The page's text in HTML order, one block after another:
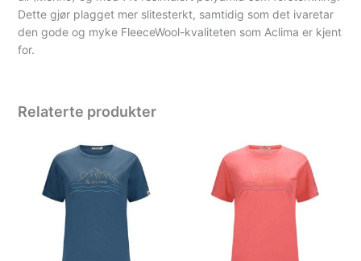
Dette gjør plagget mer slitesterkt, samtidig som det ivaretar
den gode og myke FleeceWool-kvaliteten som Aclima er kjent
for.
Relaterte produkter